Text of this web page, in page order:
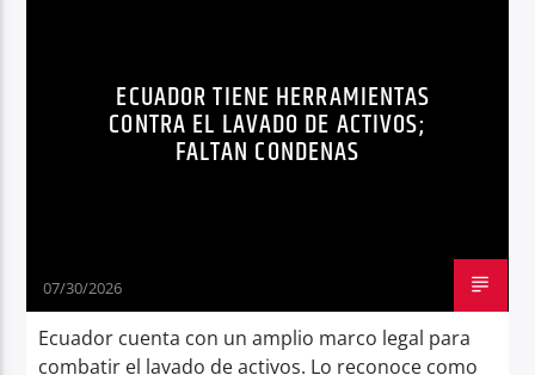
Radio hola
PRUEBA INDICIARIA
UAFE
ECUADOR TIENE HERRAMIENTAS
CONTRA EL LAVADO DE ACTIVOS;
FALTAN CONDENAS
07/30/2026
Ecuador cuenta con un amplio marco legal para
combatir el lavado de activos. Lo reconoce como